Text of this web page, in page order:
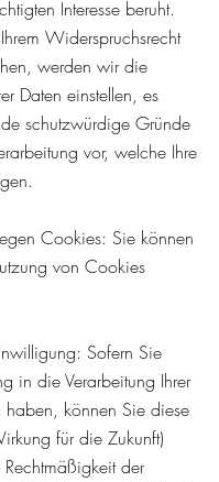
Interesse beruht.
Widerspruchsrecht
werden wir die
Daten einstellen, es
schutzwürdige Gründe
vor, welche Ihre
Cookies: Sie können
von Cookies
Sofern Sie
in die Verarbeitung Ihrer
haben, können Sie diese
für die Zukunft)
der